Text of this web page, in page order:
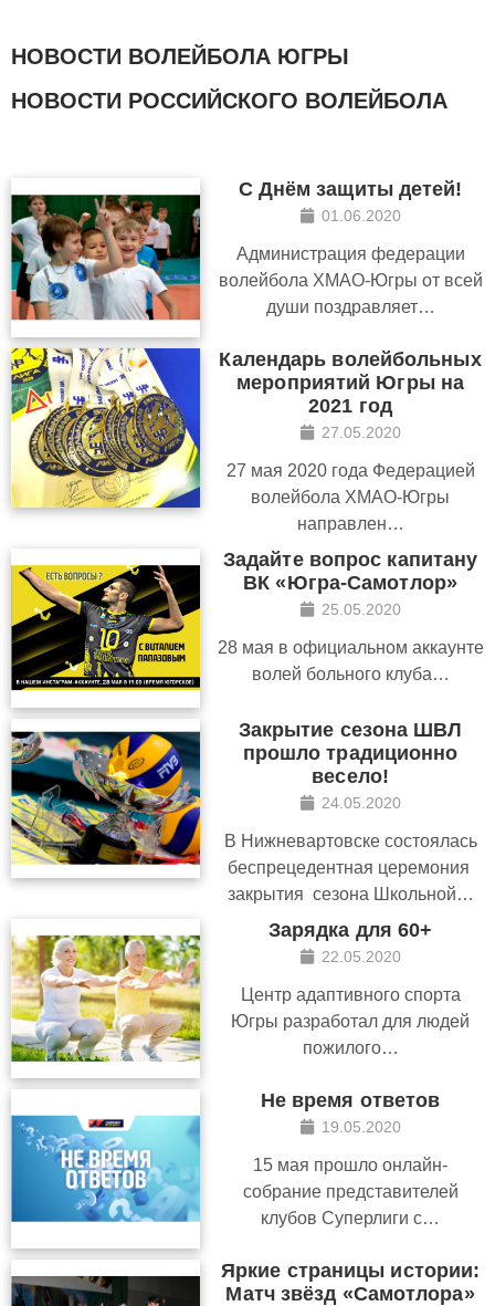
НОВОСТИ ВОЛЕЙБОЛА ЮГРЫ
НОВОСТИ РОССИЙСКОГО ВОЛЕЙБОЛА
С Днём защиты детей!
01.06.2020
Администрация федерации
волейбола ХМАО-Югры от всей
души поздравляет…
Календарь волейбольных
мероприятий Югры на
2021 год
27.05.2020
27 мая 2020 года Федерацией
волейбола ХМАО-Югры
направлен…
Задайте вопрос капитану
ВК «Югра-Самотлор»
25.05.2020
28 мая в официальном аккаунте
волей больного клуба…
Закрытие сезона ШВЛ
прошло традиционно
весело!
24.05.2020
В Нижневартовске состоялась
беспрецедентная церемония
закрытия сезона Школьной…
Зарядка для 60+
22.05.2020
Центр адаптивного спорта
Югры разработал для людей
пожилого…
Не время ответов
19.05.2020
15 мая прошло онлайн-
собрание представителей
клубов Суперлиги с…
Яркие страницы истории:
Матч звёзд «Самотлора»